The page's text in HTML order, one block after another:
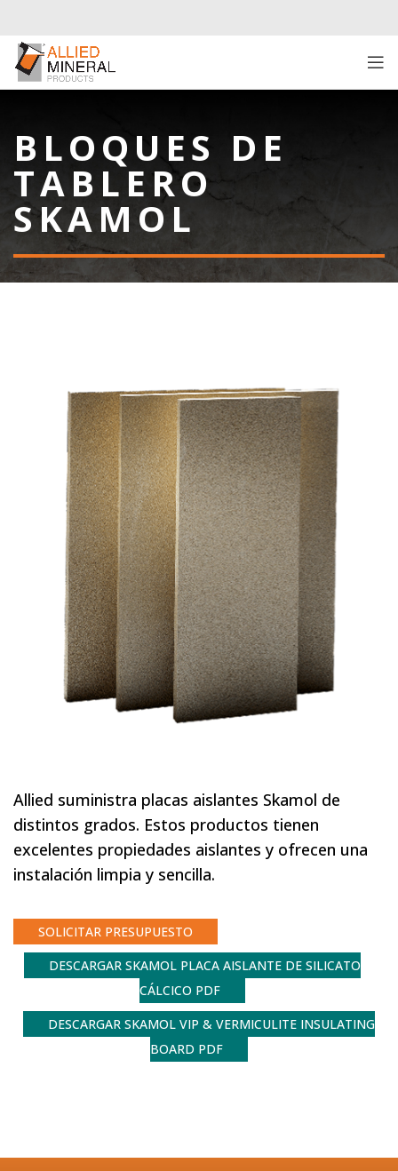
BLOQUES DE
TABLERO
SKAMOL
Allied suministra placas aislantes Skamol de
distintos grados. Estos productos tienen
excelentes propiedades aislantes y ofrecen una
instalación limpia y sencilla.
SOLICITAR PRESUPUESTO
DESCARGAR SKAMOL PLACA AISLANTE DE SILICATO
CÁLCICO PDF
DESCARGAR SKAMOL VIP & VERMICULITE INSULATING
BOARD PDF